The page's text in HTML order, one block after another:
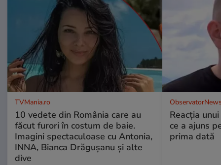
TVMania.ro
10 vedete din România care au
făcut furori în costum de baie.
Imagini spectaculoase cu Antonia,
INNA, Bianca Drăgușanu și alte
dive
Reacția
ce a ajuns
prima dată